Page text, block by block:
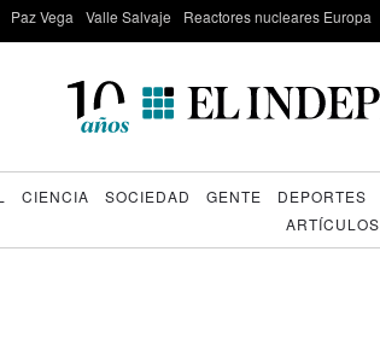
Paz Vega Valle Salvaje Reactores nucleares Europa
CIENCIA SOCIEDAD GENTE DEPORTES
ARTÍCULOS